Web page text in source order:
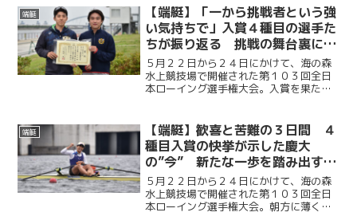
取材し、主将・大久保龍（法３・開
成）、女子漕手・松...
端艇
【端艇】「一から挑戦者という強
い気持ちで」入賞４種目の選手た
ちが振り返る 挑戦の舞台裏に込
めた思い／第１０３回全日本ロー
イング選手権大会
５月２２日から２４日にかけて、海の森
水上競技場で開催された第１０３回全日
本ローイング選手権大会。入賞を果たし
めた思いを語った。挑戦を貫く揺るぎな
い意志とチームの深い結束...
端艇
【端艇】歓喜と苦難の３日間 ４
種目入賞の快挙が示した慶大
の”今” 新たな一歩を踏み出す／
第１０３回全日本ローイング選手
権大会
５月２２日から２４日にかけて、海の森
水上競技場で開催された第１０３回全日
本ローイング選手権大会。朝方に薄く広